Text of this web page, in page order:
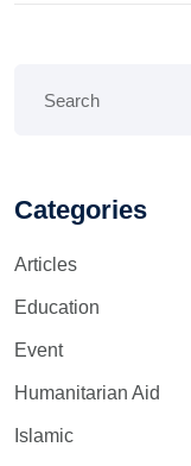
Categories
Articles
Education
Event
Humanitarian Aid
Islamic